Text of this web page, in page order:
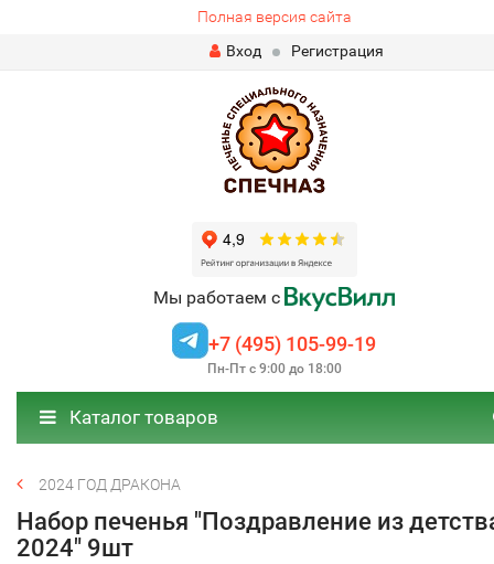
Полная версия сайта
Вход
Регистрация
Мы работаем с
+7 (495) 105-99-19
Пн-Пт с 9:00 до 18:00
Каталог товаров
2024 ГОД ДРАКОНА
Набор печенья "Поздравление из
2024" 9шт